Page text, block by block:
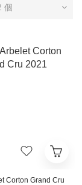
個
Corton Grand Cru